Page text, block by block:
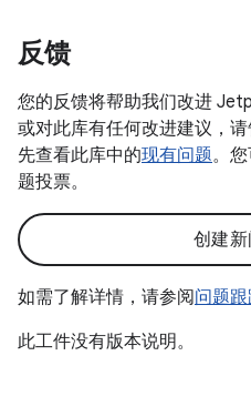
反馈
您的反馈将帮助我们改进
或对此库有任何改进建议，
先查看此库中的现有问题。
题投票。
创建
如需了解详情，请参阅问题
此工件没有版本说明。